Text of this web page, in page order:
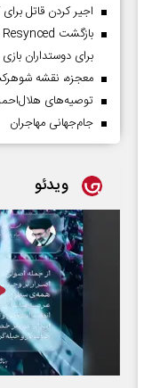
اجیر کردن قاتل
برای دوستداران بازی
معجزه، نقشه
توصیه‌های
جام‌جهانی مهاجران
ویدئو